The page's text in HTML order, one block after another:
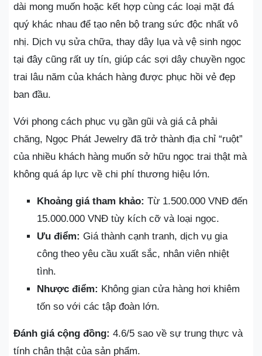
dài mong muốn hoặc kết hợp cùng các loại mặt đá
quý khác nhau để tạo nên bộ trang sức độc nhất vô
nhị. Dịch vụ sửa chữa, thay dây lụa và vệ sinh ngọc
tại đây cũng rất uy tín, giúp các sợi dây chuyền ngọc
trai lâu năm của khách hàng được phục hồi vẻ đẹp
ban đầu.
Với phong cách phục vụ gần gũi và giá cả phải
chăng, Ngọc Phát Jewelry đã trở thành địa chỉ “ruột”
của nhiều khách hàng muốn sở hữu ngọc trai thật mà
không quá áp lực về chi phí thương hiệu lớn.
Khoảng giá tham khảo: Từ 1.500.000 VNĐ đến
15.000.000 VNĐ tùy kích cỡ và loại ngọc.
Ưu điểm: Giá thành cạnh tranh, dịch vụ gia
công theo yêu cầu xuất sắc, nhân viên nhiệt
tình.
Nhược điểm: Không gian cửa hàng hơi khiêm
tốn so với các tập đoàn lớn.
Đánh giá cộng đồng: 4.6/5 sao về sự trung thực và
tính chân thật của sản phẩm.